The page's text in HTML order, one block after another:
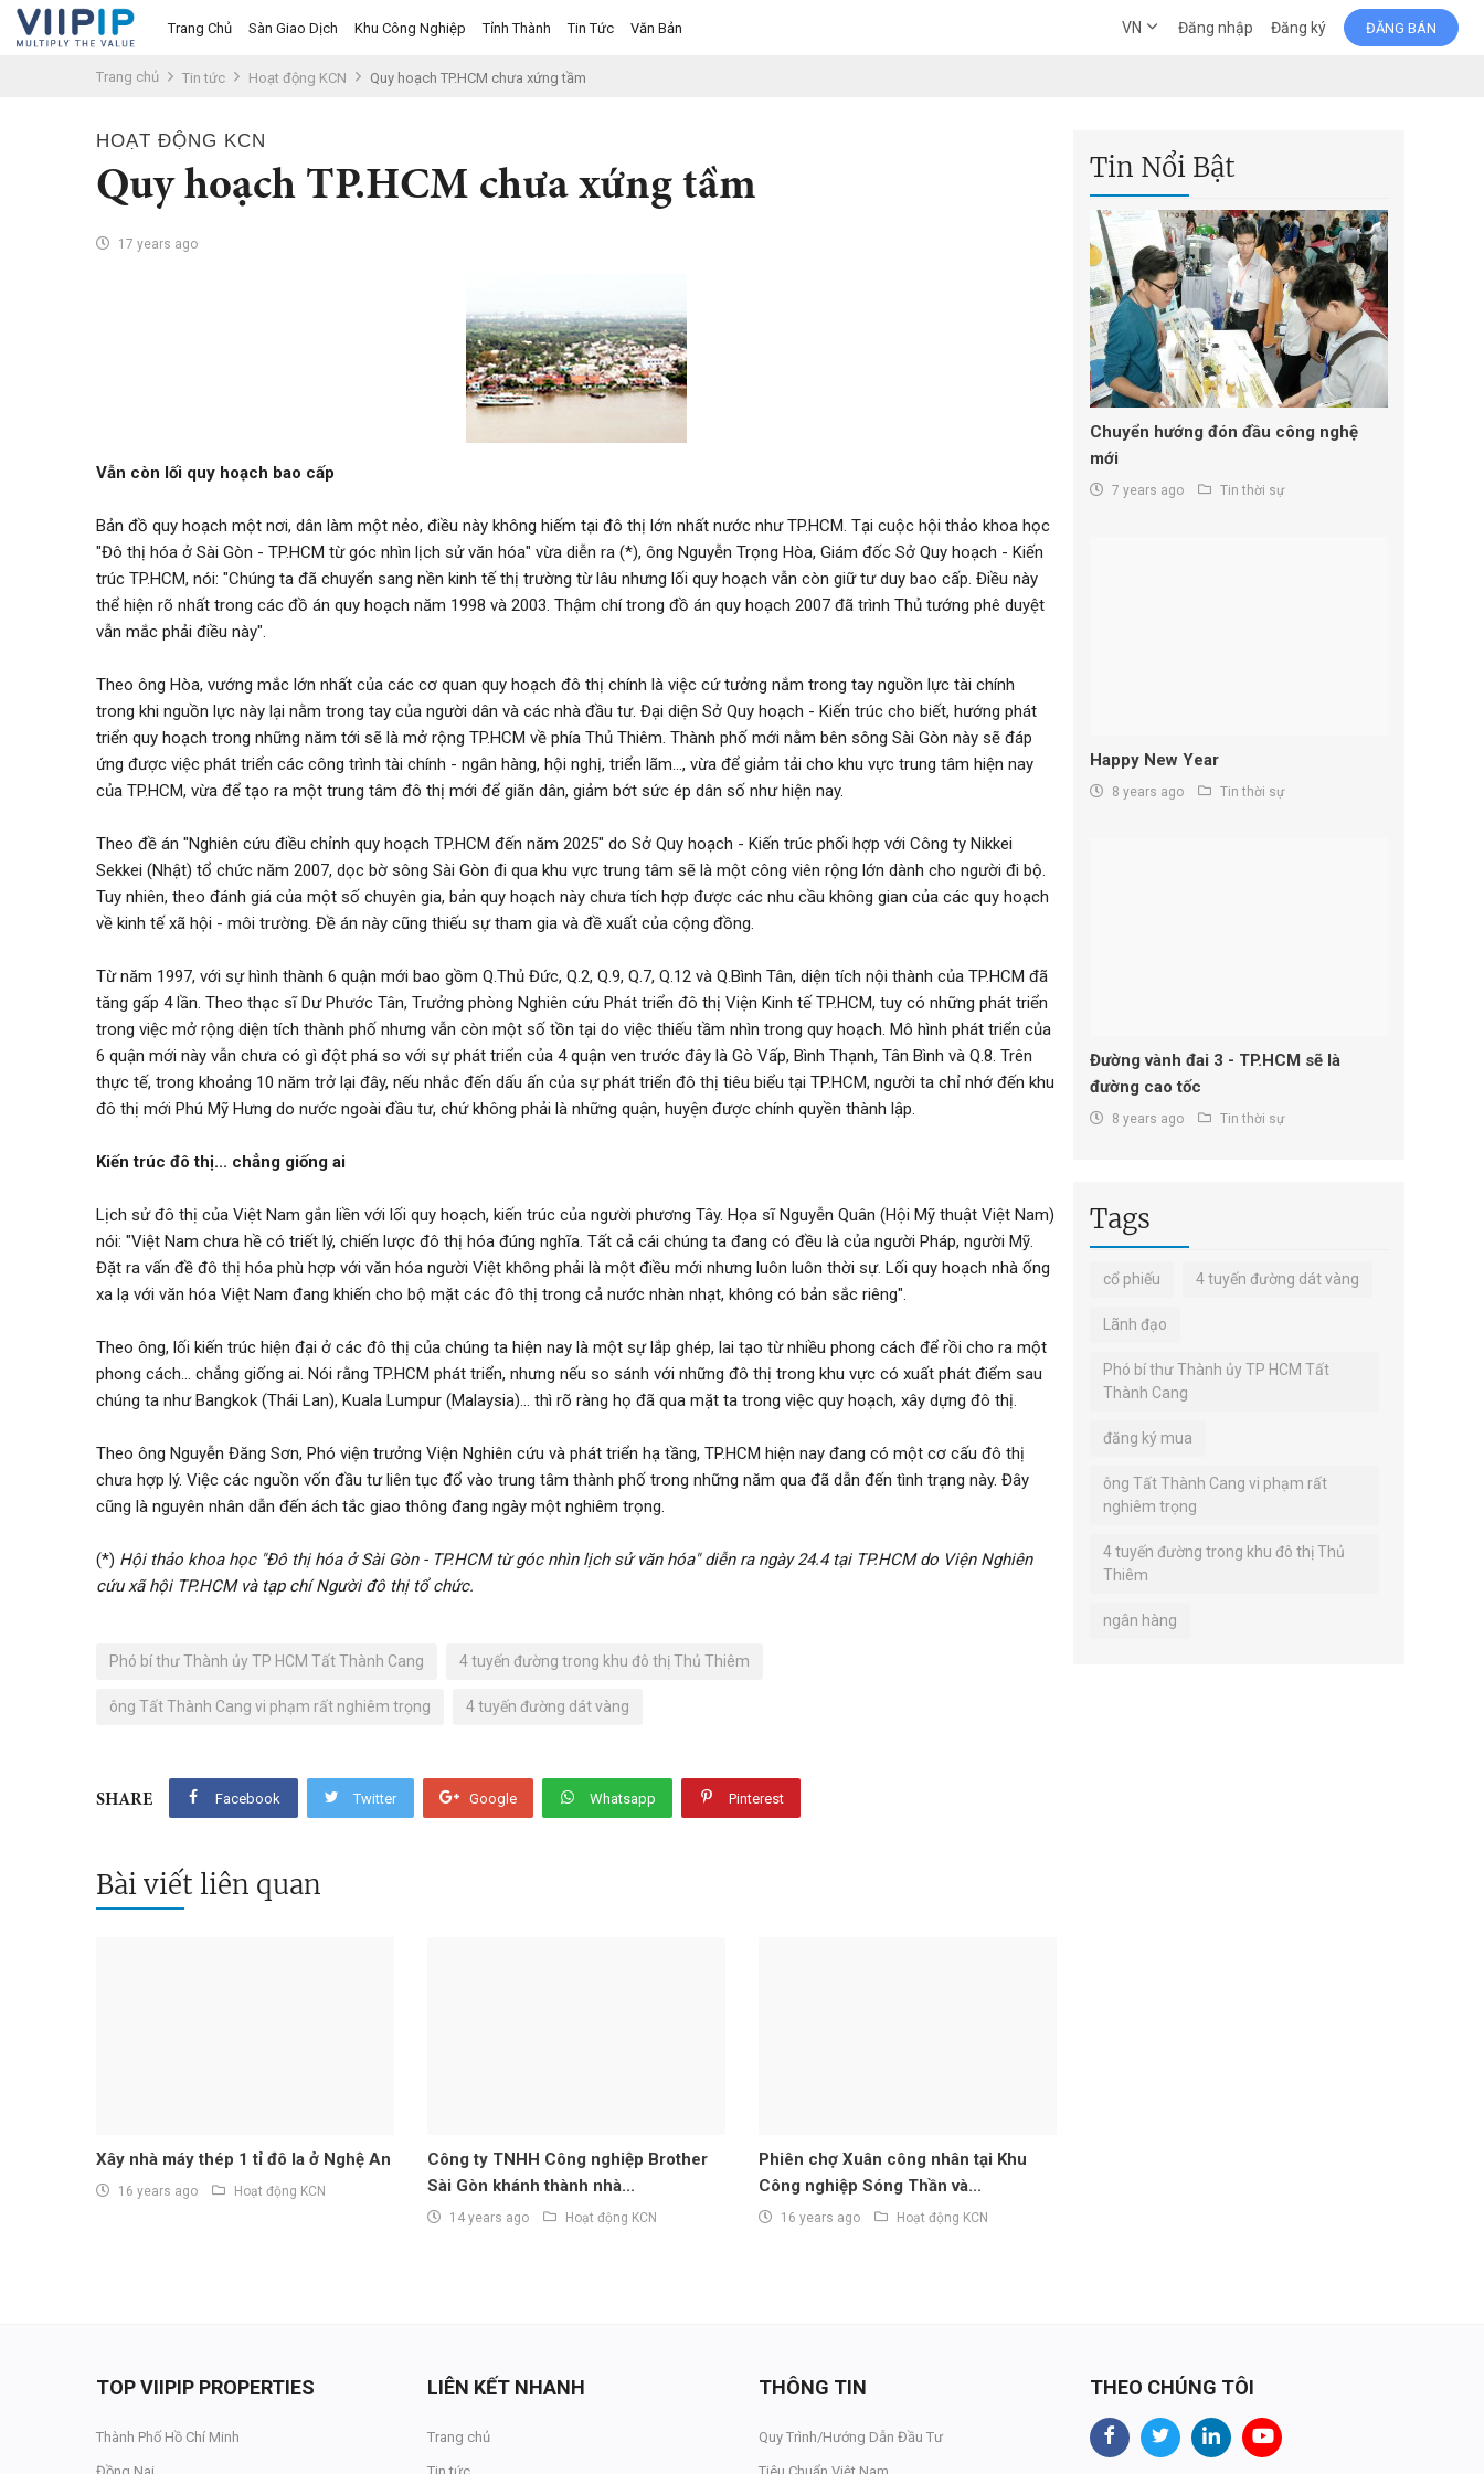
Trang Chủ Sàn Giao Dịch Khu Công Nghiệp Tỉnh Thành Tin Tức Văn Bản VN Đăng nhập Đăng ký ĐĂNG BÁN
Sàn Giao Dịch
Thỏa Thuận Sử Dụng
Trang chủ Tin tức Hoạt động KCN Quy hoạch TP.HCM chưa xứng tầm
HOẠT ĐỘNG KCN
Quy hoạch TP.HCM chưa xứng tầm
17 years ago
Vẫn còn lối quy hoạch bao cấp
Bản đồ quy hoạch một nơi, dân làm một nẻo, điều này không hiếm tại đô thị lớn nhất nước như TP.HCM. Tại cuộc hội thảo khoa học
"Đô thị hóa ở Sài Gòn - TP.HCM từ góc nhìn lịch sử văn hóa" vừa diễn ra (*), ông Nguyễn Trọng Hòa, Giám đốc Sở Quy hoạch - Kiến
trúc TP.HCM, nói: "Chúng ta đã chuyển sang nền kinh tế thị trường từ lâu nhưng lối quy hoạch vẫn còn giữ tư duy bao cấp. Điều này
thể hiện rõ nhất trong các đồ án quy hoạch năm 1998 và 2003. Thậm chí trong đồ án quy hoạch 2007 đã trình Thủ tướng phê duyệt
vẫn mắc phải điều này".
Theo ông Hòa, vướng mắc lớn nhất của các cơ quan quy hoạch đô thị chính là việc cứ tưởng nắm trong tay nguồn lực tài chính
trong khi nguồn lực này lại nằm trong tay của người dân và các nhà đầu tư. Đại diện Sở Quy hoạch - Kiến trúc cho biết, hướng phát
triển quy hoạch trong những năm tới sẽ là mở rộng TP.HCM về phía Thủ Thiêm. Thành phố mới nằm bên sông Sài Gòn này sẽ đáp
ứng được việc phát triển các công trình tài chính - ngân hàng, hội nghị, triển lãm..., vừa để giảm tải cho khu vực trung tâm hiện nay
của TP.HCM, vừa để tạo ra một trung tâm đô thị mới để giãn dân, giảm bớt sức ép dân số như hiện nay.
Theo đề án "Nghiên cứu điều chỉnh quy hoạch TP.HCM đến năm 2025" do Sở Quy hoạch - Kiến trúc phối hợp với Công ty Nikkei
Sekkei (Nhật) tổ chức năm 2007, dọc bờ sông Sài Gòn đi qua khu vực trung tâm sẽ là một công viên rộng lớn dành cho người đi bộ.
Tuy nhiên, theo đánh giá của một số chuyên gia, bản quy hoạch này chưa tích hợp được các nhu cầu không gian của các quy hoạch
về kinh tế xã hội - môi trường. Đề án này cũng thiếu sự tham gia và đề xuất của cộng đồng.
Từ năm 1997, với sự hình thành 6 quận mới bao gồm Q.Thủ Đức, Q.2, Q.9, Q.7, Q.12 và Q.Bình Tân, diện tích nội thành của TP.HCM đã
tăng gấp 4 lần. Theo thạc sĩ Dư Phước Tân, Trưởng phòng Nghiên cứu Phát triển đô thị Viện Kinh tế TP.HCM, tuy có những phát triển
trong việc mở rộng diện tích thành phố nhưng vẫn còn một số tồn tại do việc thiếu tầm nhìn trong quy hoạch. Mô hình phát triển của
6 quận mới này vẫn chưa có gì đột phá so với sự phát triển của 4 quận ven trước đây là Gò Vấp, Bình Thạnh, Tân Bình và Q.8. Trên
thực tế, trong khoảng 10 năm trở lại đây, nếu nhắc đến dấu ấn của sự phát triển đô thị tiêu biểu tại TP.HCM, người ta chỉ nhớ đến khu
đô thị mới Phú Mỹ Hưng do nước ngoài đầu tư, chứ không phải là những quận, huyện được chính quyền thành lập.
Kiến trúc đô thị... chẳng giống ai
Lịch sử đô thị của Việt Nam gắn liền với lối quy hoạch, kiến trúc của người phương Tây. Họa sĩ Nguyễn Quân (Hội Mỹ thuật Việt Nam)
nói: "Việt Nam chưa hề có triết lý, chiến lược đô thị hóa đúng nghĩa. Tất cả cái chúng ta đang có đều là của người Pháp, người Mỹ.
Đặt ra vấn đề đô thị hóa phù hợp với văn hóa người Việt không phải là một điều mới nhưng luôn luôn thời sự. Lối quy hoạch nhà ống
xa lạ với văn hóa Việt Nam đang khiến cho bộ mặt các đô thị trong cả nước nhàn nhạt, không có bản sắc riêng".
Theo ông, lối kiến trúc hiện đại ở các đô thị của chúng ta hiện nay là một sự lắp ghép, lai tạo từ nhiều phong cách để rồi cho ra một
phong cách... chẳng giống ai. Nói rằng TP.HCM phát triển, nhưng nếu so sánh với những đô thị trong khu vực có xuất phát điểm sau
chúng ta như Bangkok (Thái Lan), Kuala Lumpur (Malaysia)... thì rõ ràng họ đã qua mặt ta trong việc quy hoạch, xây dựng đô thị.
Theo ông Nguyễn Đăng Sơn, Phó viện trưởng Viện Nghiên cứu và phát triển hạ tầng, TP.HCM hiện nay đang có một cơ cấu đô thị
chưa hợp lý. Việc các nguồn vốn đầu tư liên tục đổ vào trung tâm thành phố trong những năm qua đã dẫn đến tình trạng này. Đây
cũng là nguyên nhân dẫn đến ách tắc giao thông đang ngày một nghiêm trọng.
(*) Hội thảo khoa học "Đô thị hóa ở Sài Gòn - TP.HCM từ góc nhìn lịch sử văn hóa" diễn ra ngày 24.4 tại TP.HCM do Viện Nghiên
cứu xã hội TP.HCM và tạp chí Người đô thị tổ chức.
Phó bí thư Thành ủy TP HCM Tất Thành Cang 4 tuyến đường trong khu đô thị Thủ Thiêm
ông Tất Thành Cang vi phạm rất nghiêm trọng 4 tuyến đường dát vàng
SHARE Facebook Twitter Google Whatsapp Pinterest
Bài viết liên quan
Xây nhà máy thép 1 tỉ đô la ở Nghệ An
16 years ago Hoạt động KCN
Công ty TNHH Công nghiệp Brother
Sài Gòn khánh thành nhà...
14 years ago Hoạt động KCN
Phiên chợ Xuân công nhân tại Khu
Công nghiệp Sóng Thần và...
16 years ago Hoạt động KCN
Tin Nổi Bật
Chuyển hướng đón đầu công nghệ
mới
7 years ago Tin thời sự
Happy New Year
8 years ago Tin thời sự
Đường vành đai 3 - TP.HCM sẽ là
đường cao tốc
8 years ago Tin thời sự
Tags
cổ phiếu 4 tuyến đường dát vàng
Lãnh đạo
Phó bí thư Thành ủy TP HCM Tất
Thành Cang
đăng ký mua
ông Tất Thành Cang vi phạm rất
nghiêm trọng
4 tuyến đường trong khu đô thị Thủ
Thiêm
ngân hàng
TOP VIIPIP PROPERTIES
Thành Phố Hồ Chí Minh
LIÊN KẾT NHANH
Trang chủ
THÔNG TIN
Quy Trình/Hướng Dẫn Đầu Tư
THEO CHÚNG TÔI